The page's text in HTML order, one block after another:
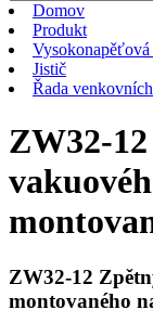
Domov
Produkt
Vysokonapěťová
Jistič
Řada
ZW32-
ZW32-12
montovaného